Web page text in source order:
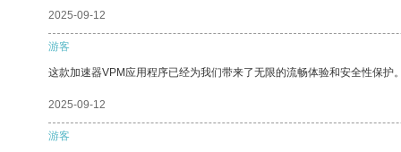
2025-09-12
游客
这款加速器VPM应用程序已经为我们带来了无限的流畅体验和安全性保护
2025-09-12
游客